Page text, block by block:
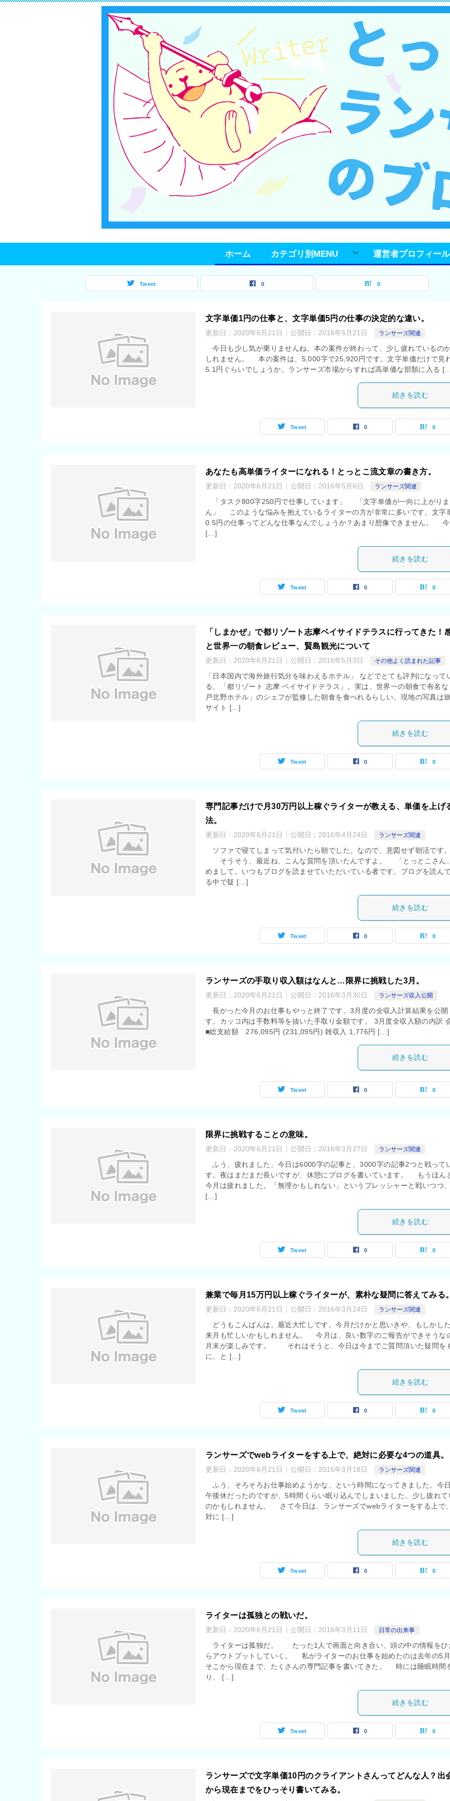
ホーム カテゴリ別MENU 運営者プロフィール
Tweet 0 0
文字単価1円の仕事と、文字単価5円の仕事の決定的な違い。
更新日： 2020年6月21日 公開日： 2016年5月21日 ランサーズ関連
今日も少し気が乗りませんね。本の案件が終わって、少し疲れているの
しれません。 本の案件は、5,000字で25,920円です。文字単価だけで見
5.1円ぐらいでしょうか。ランサーズ市場からすれば高単価な部類に入る
続きを読む
Tweet 0 0
あなたも高単価ライターになれる！とっとこ流文章の書き方。
更新日： 2020年6月21日 公開日： 2016年5月6日 ランサーズ関連
「タスク800字250円で仕事しています」 「文字単価が一向に上がり
ん」 このような悩みを抱えているライターの方が非常に多いです。文字
0.5円の仕事ってどんな仕事なんでしょうか？あまり想像できません。 今
[…]
続きを読む
Tweet 0 0
「しまかぜ」で都リゾート志摩ベイサイドテラスに行ってきた！
と世界一の朝食レビュー、賢島観光について
更新日： 2020年6月21日 公開日： 2016年5月3日 その他よく読まれた記事
「日本国内で海外旅行気分を味わえるホテル」 などでとても評判になって
る、「都リゾート 志摩 ベイサイドテラス」。実は、世界一の朝食で有名な
戸北野ホテル」のシェフが監修した朝食を食べれるらしい。現地の写真は
サイト […]
続きを読む
Tweet 0 0
専門記事だけで月30万円以上稼ぐライターが教える、単価を上げ
法。
更新日： 2020年6月21日 公開日： 2016年4月24日 ランサーズ関連
ソファで寝てしまって気付いたら朝でした。なので、意図せず朝活です。
そうそう、最近ね、こんな質問を頂いたんですよ。 「とっとこさん
めまして。いつもブログを読ませていただいている者です。ブログを読ん
る中で疑 […]
続きを読む
Tweet 0 0
ランサーズの手取り収入額はなんと…限界に挑戦した3月。
更新日： 2020年6月21日 公開日： 2016年3月30日 ランサーズ収入公開
長かった今月のお仕事もやっと終了です。3月度の全収入計算結果を公開
す。カッコ内は手数料等を抜いた手取り金額です。 3月度全収入額の内訳
■総支給額 276,095円 (231,095円) 雑収入 1,776円 […]
続きを読む
Tweet 0 0
限界に挑戦することの意味。
更新日： 2020年6月21日 公開日： 2016年3月27日 ランサーズ関連
ふう、疲れました。今日は6000字の記事と、3000字の記事2つと戦って
す。夜はまだまだ長いですが、休憩にブログを書いています。 もうほん
今月は疲れました。「無理かもしれない」というプレッシャーと戦いつつ
[…]
続きを読む
Tweet 0 0
兼業で毎月15万円以上稼ぐライターが、素朴な疑問に答えてみる。
更新日： 2020年6月21日 公開日： 2016年3月24日 ランサーズ関連
どうもこんばんは。最近大忙しです。今月だけかと思いきや、もしかし
来月も忙しいかもしれません。 今月は、良い数字のご報告ができそうな
月末が楽しみです。 それはそうと、今日は今までご質問頂いた疑問を
に、と […]
続きを読む
Tweet 0 0
ランサーズでwebライターをする上で、絶対に必要な4つの道具。
更新日： 2020年6月21日 公開日： 2016年3月18日 ランサーズ関連
ふう、そろそろお仕事始めようかな、という時間になってきました。今
午後休だったのですが、5時間くらい眠り込んでしまいました。少し疲れて
のかもしれません。 さて今日は、ランサーズでwebライターをする上で
対に […]
続きを読む
Tweet 0 0
ライターは孤独との戦いだ。
更新日： 2020年6月21日 公開日： 2016年3月11日 日常の出来事
ライターは孤独だ。 たった1人で画面と向き合い、頭の中の情報をひ
らアウトプットしていく。 私がライターのお仕事を始めたのは去年の5月
そこから現在まで、たくさんの専門記事を書いてきた。 時には睡眠時間
り、 […]
続きを読む
Tweet 0 0
ランサーズで文字単価10円のクライアントさんってどんな人？出
から現在までをひっそり書いてみる。